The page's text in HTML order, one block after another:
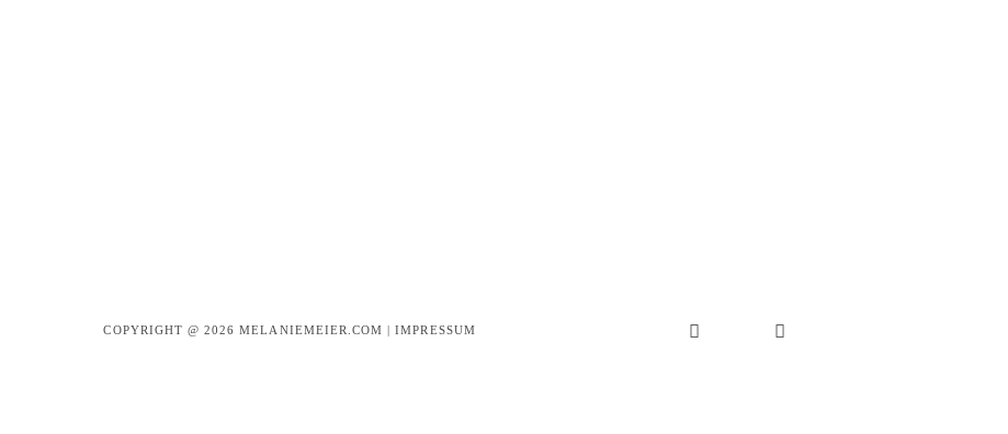
COPYRIGHT @ 2026MELANIEMEIER.COM |IMPRESSUM